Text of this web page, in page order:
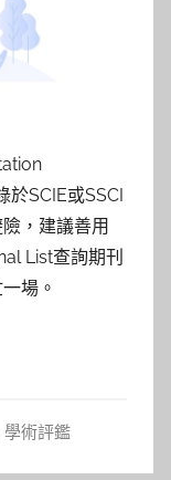
於SCIE或SSCI
，建議善用
List查詢期刊
場。
學術評鑑